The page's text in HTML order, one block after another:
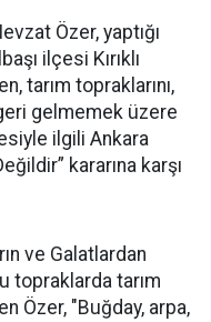
Özer, yaptığı
ilçesi Kırıklı
tarım topraklarını,
gelmemek üzere
ilgili Ankara
kararına karşı
ve Galatlardan
topraklarda tarım
Özer, "Buğday, arpa,